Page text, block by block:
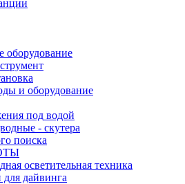
оборудование
и оборудование
под водой
- скутера
поиска
осветительная техника
дайвинга